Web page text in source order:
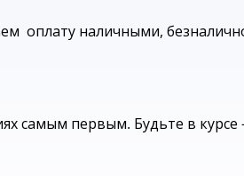
оплату наличными,
самым первым. Будьте в